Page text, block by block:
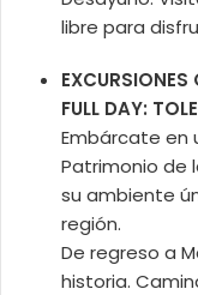
libre para
EXCURSIONES
FULL DAY:
Embárcate en
Patrimonio de
su ambiente
región.
De regreso a
historia.